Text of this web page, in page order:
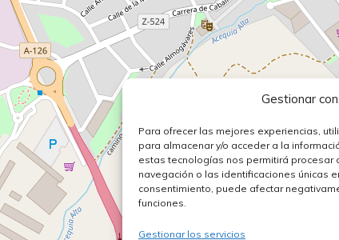
Gestionar
Para ofrecer las mejores experiencias,
para almacenar y/o acceder a la
estas tecnologías nos permitirá procesar
navegación o las identificaciones únicas
consentimiento, puede afectar
funciones.
Gestionar los servicios